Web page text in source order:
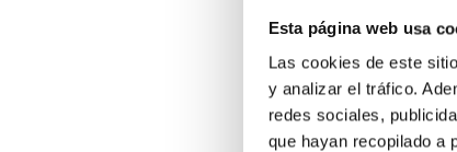
Esta página web usa
Las cookies de este
y analizar el tráfico.
redes sociales,
que hayan recopilado a